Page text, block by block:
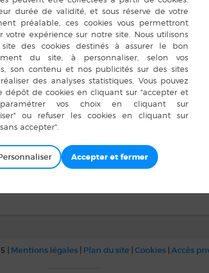
| Mentions légales| Plan du site | Cookies| Accès